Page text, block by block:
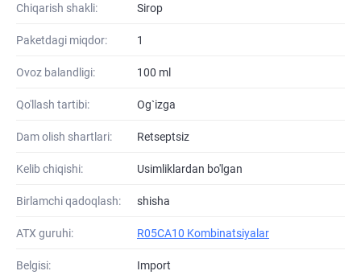
Chiqarish shakli: Sirop
Paketdagi miqdor: 1
Ovoz balandligi: 100 ml
Qo'llash tartibi: Og`izga
Dam olish shartlari: Retseptsiz
Kelib chiqishi: Usimliklardan bo'lgan
Birlamchi qadoqlash: shisha
ATХ guruhi: R05CA10 Kombinatsiyalar
Belgisi: Import